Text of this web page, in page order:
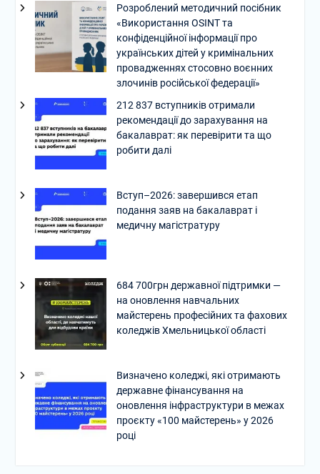
Розроблений методичний посібник
«Використання OSINT та
конфіденційної інформації про
українських дітей у кримінальних
провадженнях стосовно воєнних
злочинів російської федерації»
212 837 вступників отримали
рекомендації до зарахування на
бакалаврат: як перевірити та що
робити далі
Вступ–2026: завершився етап
подання заяв на бакалаврат і
медичну магістратуру
684 700грн державної підтримки —
на оновлення навчальних
майстерень професійних та фахових
коледжів Хмельницької області
Визначено коледжі, які отримають
державне фінансування на
оновлення інфраструктури в межах
проєкту «100 майстерень» у 2026
році